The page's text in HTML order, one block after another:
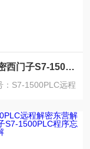
济南解密西门子S7-1500PLC程序密码破解方法
：S7-1500PLC远程